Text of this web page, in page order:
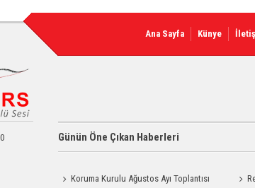
Ana Sayfa Künye
Günün Öne Çıkan Haberleri
Koruma Kurulu Ağustos Ayı Toplantısı